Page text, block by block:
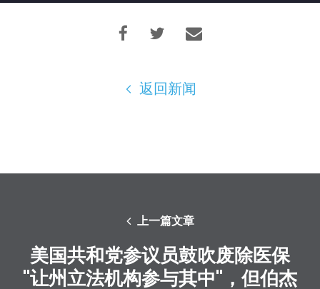
返回新闻
上一篇文章
美国共和党参议员鼓吹废除医保
"让州立法机构参与其中"，但伯杰